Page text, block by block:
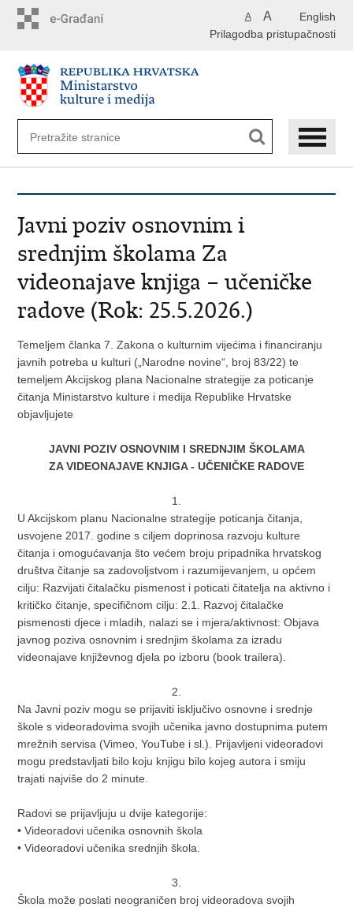
English
A A
Prilagodba pristupačnosti
Javni poziv osnovnim i
srednjim školama Za
videonajave knjiga – učeničke
radove (Rok: 25.5.2026.)
Temeljem članka 7. Zakona o kulturnim vijećima i financiranju
javnih potreba u kulturi („Narodne novine“, broj 83/22) te
temeljem Akcijskog plana Nacionalne strategije za poticanje
čitanja Ministarstvo kulture i medija Republike Hrvatske
objavljujete
JAVNI POZIV OSNOVNIM I SREDNJIM ŠKOLAMA
ZA VIDEONAJAVE KNJIGA - UČENIČKE RADOVE
1.
U Akcijskom planu Nacionalne strategije poticanja čitanja,
usvojene 2017. godine s ciljem doprinosa razvoju kulture
čitanja i omogućavanja što većem broju pripadnika hrvatskog
društva čitanje sa zadovoljstvom i razumijevanjem, u općem
cilju: Razvijati čitalačku pismenost i poticati čitatelja na aktivno i
kritičko čitanje, specifičnom cilju: 2.1. Razvoj čitalačke
pismenosti djece i mladih, nalazi se i mjera/aktivnost: Objava
javnog poziva osnovnim i srednjim školama za izradu
videonajave književnog djela po izboru (book trailera).
2.
Na Javni poziv mogu se prijaviti isključivo osnovne i srednje
škole s videoradovima svojih učenika javno dostupnima putem
mrežnih servisa (Vimeo, YouTube i sl.). Prijavljeni videoradovi
mogu predstavljati bilo koju knjigu bilo kojeg autora i smiju
trajati najviše do 2 minute.
Radovi se prijavljuju u dvije kategorije:
• Videoradovi učenika osnovnih škola
• Videoradovi učenika srednjih škola.
3.
Škola može poslati neograničen broj videoradova svojih